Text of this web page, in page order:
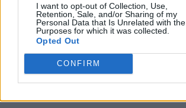
I want to opt-out of Collection, Use,
Retention, Sale, and/or Sharing of my
Personal Data that Is Unrelated with the
Purposes for which it was collected.
Opted Out
CONFIRM
SOS (Șoșoacă)
POT (Gavrilă)
PACE (Peia)
Acțiunea Conservatoare (Târziu)